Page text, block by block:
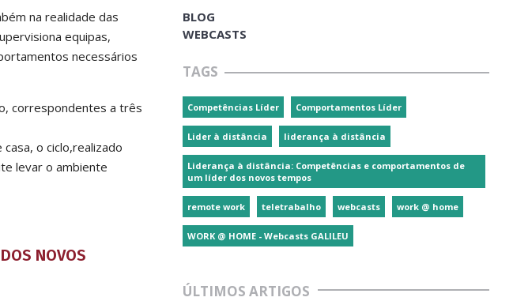
na realidade das
equipas,
necessários
correspondentes a três
o ciclo,realizado
levar o ambiente
NOVOS
BLOG
WEBCASTS
TAGS
Competências Líder Comportamentos Líder
Lider à distância liderança à distância
Liderança à distância: Competências e comportamentos de
um líder dos novos tempos
remote work teletrabalho webcasts work @ home
WORK @ HOME - Webcasts GALILEU
ÚLTIMOS ARTIGOS